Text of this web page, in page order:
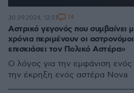
Αστρικό γεγονός που συμβαίνει
χρόνια περιμένουν οι
επισκιάσει τον Πολικό Αστέρα»
Ο λόγος για την εμφάνιση
την έκρηξη ενός αστέρα Nova
30.09.2024, 12:51 14